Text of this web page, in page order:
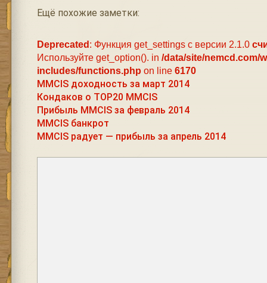
Ещё похожие заметки:
Deprecated : Функция get_settings с версии 2.1.0
Используйте get_option(). in /data/site/nemcd.com/
includes/functions.php on line 6170
MMCIS доходность за март 2014
Кондаков о TOP20 MMCIS
Прибыль MMCIS за февраль 2014
MMCIS банкрот
MMCIS радует — прибыль за апрель 2014